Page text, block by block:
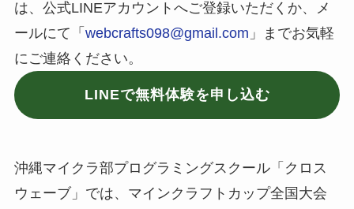
は、公式LINEアカウントへご登録いただくか、メ
ールにて「 webcrafts098@gmail.com 」までお気軽
にご連絡ください。
LINEで無料体験を申し込む
沖縄マイクラ部プログラミングスクール「クロス
ウェーブ」では、マインクラフトカップ全国大会